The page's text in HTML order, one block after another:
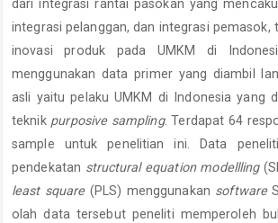
dari integrasi rantai pasokan yang
integrasi pelanggan, dan integrasi pemasok,
inovasi produk pada UMKM di
menggunakan data primer yang diambil
asli yaitu pelaku UMKM di Indonesia yang
teknik purposive sampling. Terdapat 64
sample untuk penelitian ini. Data
pendekatan structural equation modellling
least square(PLS) menggunakan software
olah data tersebut peneliti memperoleh